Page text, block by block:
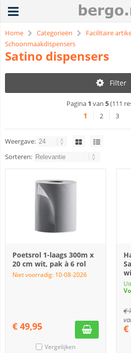
Home Categorieën Facilitaire
Schoonmaakdispensers
Satino dispensers
Filter
Pagina 1 van 5(111
1 2 3
Weergave:
Sorteren:
Poetsrol 1-laags 300m x
20 cm wit, pak à 6 rol
Niet voorradig: 10-08-2026
€ 49,95
Vergelijken
€
€